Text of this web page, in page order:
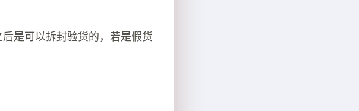
是可以拆封验货的，若是假货